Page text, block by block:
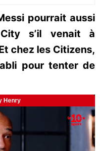
pourrait aussi
s’il venait à
chez les Citizens,
pour tenter de